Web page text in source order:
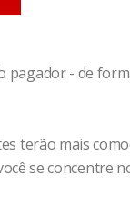
pagador - de
terão mais
se concentre